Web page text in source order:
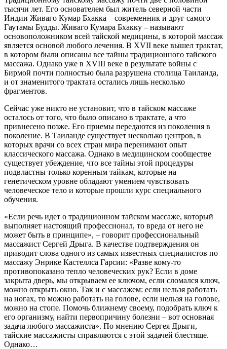
тысячи лет. Его основателем был житель северной части
Индии Живаго Кумар Бхакка – современник и друг самого
Гаутамы Будды. Живаго Кумара Бхакку – называют
основоположником всей тайской медицины, в которой массаж
является основой любого лечения. В XVII веке вышел трактат,
в котором были описаны все тайны традиционного тайского
массажа. Однако уже в XVIII веке в результате войны с
Бирмой почти полностью была разрушена столица Таиланда,
и от знаменитого трактата остались лишь несколько
фрагментов.
Сейчас уже никто не установит, что в тайском массаже
осталось от того, что было описано в трактате, а что
привнесено позже. Его приемы передаются из поколения в
поколение. В Таиланде существует несколько центров, в
которых врачи со всех стран мира перенимают опыт
классического массажа. Однако в медицинском сообществе
существует убеждение, что все тайны этой процедуры
подвластны только коренным тайкам, которые на
генетическом уровне обладают умением чувствовать
человеческое тело и которые прошли курс специального
обучения.
«Если речь идет о традиционном тайском массаже, который
выполняет настоящий профессионал, то вреда от него не
может быть в принципе», – говорит профессиональный
массажист Сергей Дрыга. В качестве подтверждения он
приводит слова одного из самых известных специалистов по
массажу Энрике Кастеллса Гарсии: «Разве кому-то
противопоказано тепло человеческих рук? Если в доме
закрыта дверь, мы открываем ее ключом, если сломался ключ,
можно открыть окно. Так и с массажем: если нельзя работать
на ногах, то можно работать на голове, если нельзя на голове,
можно на стопе. Помочь ближнему своему, подобрать ключ к
его организму, найти первопричину болезни – вот основная
задача любого массажиста». По мнению Сергея Дрыги,
тайские массажисты справляются с этой задачей блестяще.
Однако…